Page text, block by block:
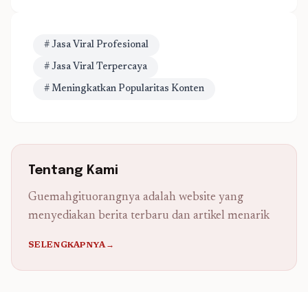
# Jasa Viral Profesional
# Jasa Viral Terpercaya
# Meningkatkan Popularitas Konten
Tentang Kami
Guemahgituorangnya adalah website yang
menyediakan berita terbaru dan artikel menarik
SELENGKAPNYA→